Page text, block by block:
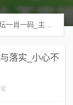
释义、解释与落实_小心不实推广策略
落实_小心不